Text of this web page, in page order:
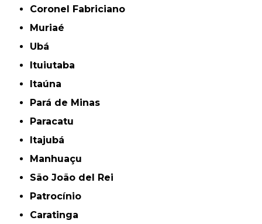
Coronel Fabriciano
Muriaé
Ubá
Ituiutaba
Itaúna
Pará de Minas
Paracatu
Itajubá
Manhuaçu
São João del Rei
Patrocínio
Caratinga